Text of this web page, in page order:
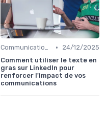
Communication digitale & omnicanale •
24/12/2025
Comment utiliser le texte en
gras sur LinkedIn pour
renforcer l'impact de vos
communications